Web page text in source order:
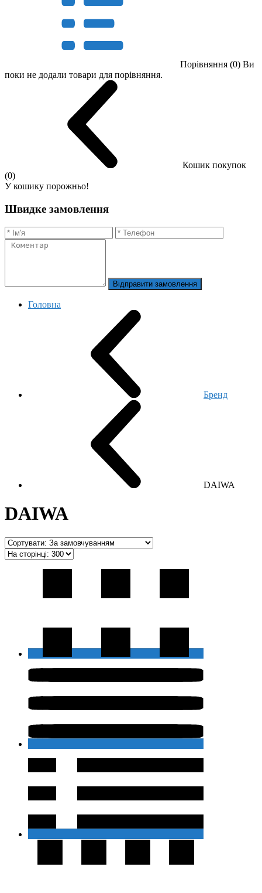
Порівняння (0) Ви
поки не додали товари для порівняння.
Кошик покупок
(0)
У кошику порожньо!
Швидке замовлення
Відправити замовлення
Головна
Бренд
DAIWA
DAIWA